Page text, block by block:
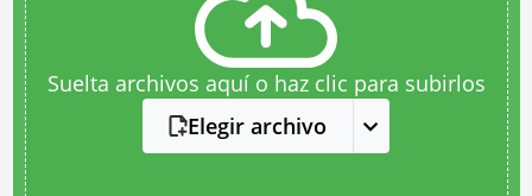
Suelta archivos aquí o haz clic para subirlos
Elegir archivo